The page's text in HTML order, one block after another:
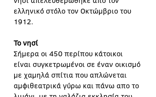
ελληνικό στόλο τον Οκτώμβριο του
1912.
Το νησί
Σήμερα οι 450 περίπου κάτοικοι
είναι συγκετρωμένοι σε έναν οικισμό
με χαμηλά σπίτια που απλώνεται
αμφιθεατρικά γύρω και πάνω απο το